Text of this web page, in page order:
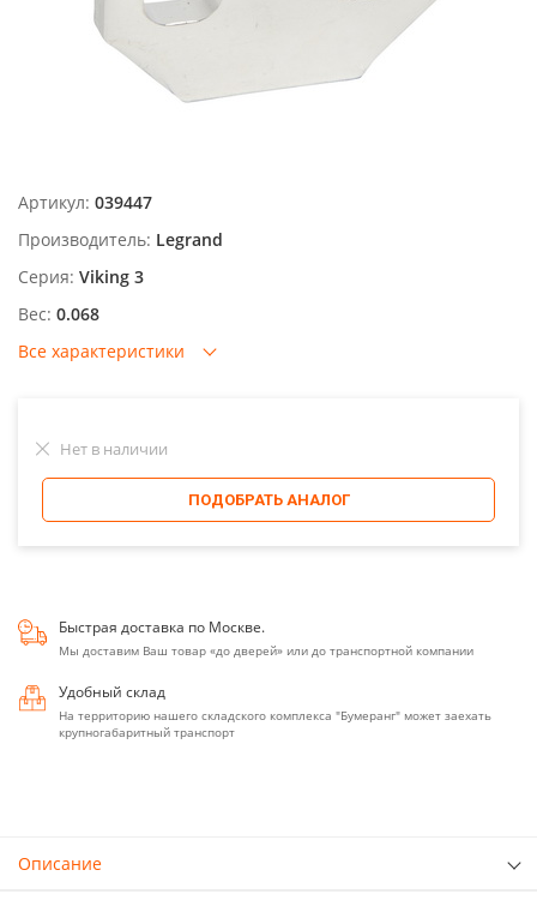
Артикул: 039447
Производитель: Legrand
Серия: Viking 3
Вес: 0.068
Все характеристики
Нет в наличии
ПОДОБРАТЬ АНАЛОГ
Быстрая доставка по Москве.
Мы доставим Ваш товар «до дверей» или до транспортной компании
Удобный склад
На территорию нашего складского комплекса "Бумеранг" может заехать
крупногабаритный транспорт
Описание